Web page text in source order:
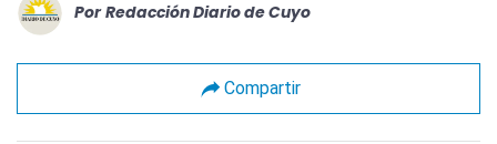
Por Redacción Diario de Cuyo
Compartir